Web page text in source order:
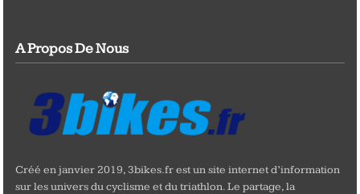
A Propos De Nous
Créé en janvier 2019, 3bikes.fr est un site internet d’information
sur les univers du cyclisme et du triathlon. Le partage, la